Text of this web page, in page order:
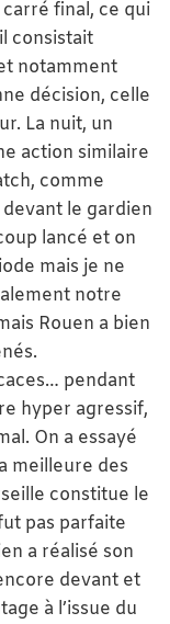
final, ce qui
consistait
notamment
décision, celle
La nuit, un
action similaire
comme
le gardien
lancé et on
mais je ne
notre
Rouen a bien
pendant
hyper agressif,
On a essayé
meilleure des
constitue le
pas parfaite
a réalisé son
devant et
à l’issue du